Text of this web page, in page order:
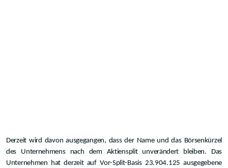
Derzeit wird davon ausgegangen, dass der Name und das Börsenkürzel
des Unternehmens nach dem Aktiensplit unverändert bleiben. Das
Unternehmen hat derzeit auf Vor-Split-Basis 23.904.125 ausgegebene